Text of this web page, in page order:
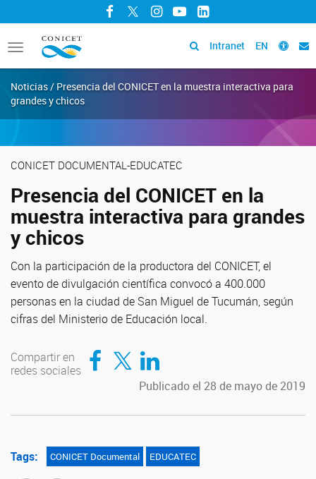
Facebook
TwitterInstagram
YouTubeLinkedIn
Toggle
navigation
Intranet EN
Noticias / Presencia del CONICET en la muestra interactiva para
grandes y chicos
CONICET DOCUMENTAL-EDUCATEC
Presencia del CONICET en la
muestra interactiva para grandes
y chicos
Con la participación de la productora del CONICET, el
evento de divulgación científica convocó a 400.000
personas en la ciudad de San Miguel de Tucumán, según
cifras del Ministerio de Educación local.
Compartir en
redes sociales
Compartir en Facebook
Compartir en TwitterCompartir en LinkedIn
Publicado el 28 de mayo de 2019
Tags: CONICET Documental EDUCATEC